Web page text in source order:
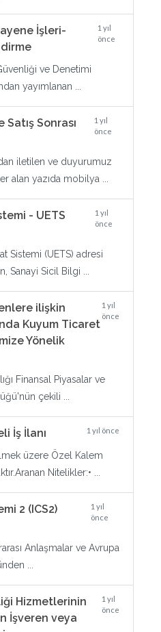
İşleri-
1 yıl
önce
ve Denetimi
yayımlanan ...
Sonrası
1 yıl
önce
iletilen ve duyurumuz
alan yazıda mobilya ...
- UETS
1 yıl
önce
Sistemi (UETS) adresi
Sanayi Sicil Bilgi ...
ilişkin
Kuyum Ticaret
Yönelik
1 yıl
önce
Finansal Piyasalar ve
çekili ...
İş İlanı 1 yıl önce
üzere Özel Kalem
Nitelikler:• ...
2 (ICS2)
1 yıl
önce
Anlaşmalar ve Avrupa
...
Hizmetlerinin
İşveren veya
1 yıl
önce